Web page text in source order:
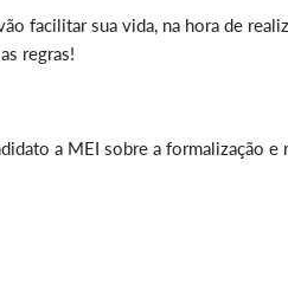
facilitar sua vida, na hora de
regras!
a MEI sobre a formalização e